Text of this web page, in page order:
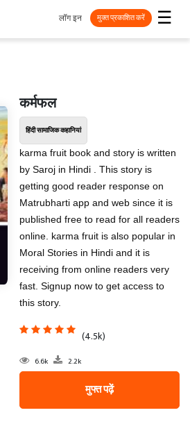
☰
लॉग इन मुक्त प्रकाशित करें
कर्मफल
हिंदी सामाजिक कहानियां
karma fruit book and story is written
by Saroj in Hindi . This story is
getting good reader response on
Matrubharti app and web since it is
published free to read for all readers
online. karma fruit is also popular in
Moral Stories in Hindi and it is
receiving from online readers very
fast. Signup now to get access to
this story.
(4.5k)
6.6k 2.2k
मुफ्त पढ़ें